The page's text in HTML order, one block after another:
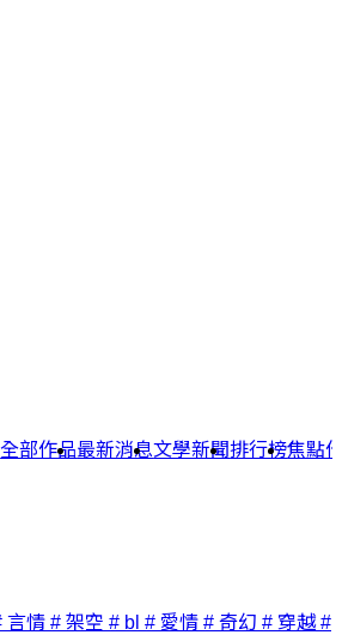
全部作品最新消息文學新聞排行榜焦點
言情 # 架空 # bl # 愛情 # 奇幻 # 穿越#